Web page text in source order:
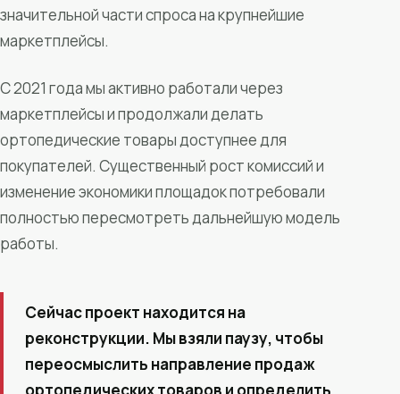
значительной части спроса на крупнейшие
маркетплейсы.
С 2021 года мы активно работали через
маркетплейсы и продолжали делать
ортопедические товары доступнее для
покупателей. Существенный рост комиссий и
изменение экономики площадок потребовали
полностью пересмотреть дальнейшую модель
работы.
Сейчас проект находится на
реконструкции. Мы взяли паузу, чтобы
переосмыслить направление продаж